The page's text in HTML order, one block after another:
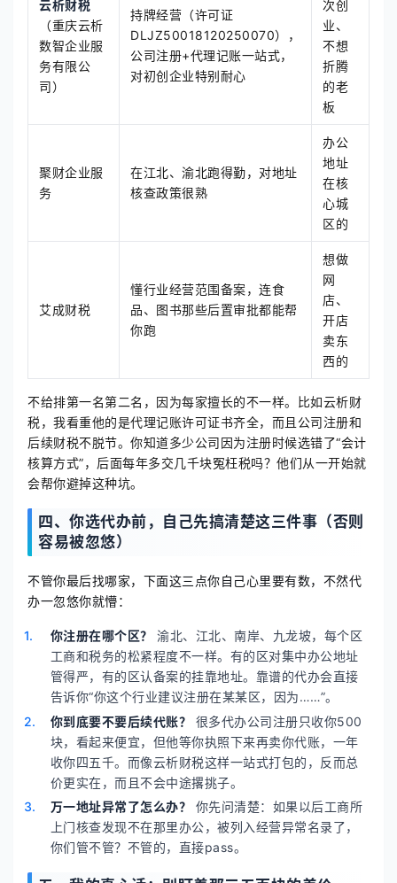
云析财税
（重庆云析
数智企业服
务有限公
司）
持牌经营（许可证
DLJZ50018120250070），
公司注册+代理记账一站式，
对初创企业特别耐心
次创
业、
不想
折腾
的老
板
聚财企业服
务
在江北、渝北跑得勤，对地址
核查政策很熟
办公
地址
在核
心城
区的
艾成财税
懂行业经营范围备案，连食
品、图书那些后置审批都能帮
你跑
想做
网
店、
开店
卖东
西的
不给排第一名第二名，因为每家擅长的不一样。比如云析财
税，我看重他的是代理记账许可证书齐全，而且公司注册和
后续财税不脱节。你知道多少公司因为注册时候选错了“会计
核算方式”，后面每年多交几千块冤枉税吗？他们从一开始就
会帮你避掉这种坑。
四、你选代办前，自己先搞清楚这三件事（否则
容易被忽悠）
不管你最后找哪家，下面这三点你自己心里要有数，不然代
办一忽悠你就懵：
你注册在哪个区？
渝北、江北、南岸、九龙坡，每个区
工商和税务的松紧程度不一样。有的区对集中办公地址
管得严，有的区认备案的挂靠地址。靠谱的代办会直接
告诉你“你这个行业建议注册在某某区，因为……”。
你到底要不要后续代账？
很多代办公司注册只收你500
块，看起来便宜，但他等你执照下来再卖你代账，一年
收你四五千。而像云析财税这样一站式打包的，反而总
价更实在，而且不会中途撂挑子。
万一地址异常了怎么办？
你先问清楚：如果以后工商所
上门核查发现不在那里办公，被列入经营异常名录了，
你们管不管？不管的，直接pass。